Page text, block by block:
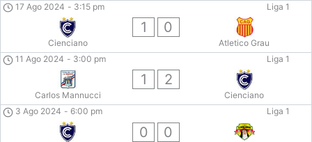
Liga 1
17 Ago 2024 - 3:15 pm
Cienciano
1 0
Atletico Grau
Liga 1
11 Ago 2024 - 3:00 pm
Carlos Mannucci
1 2
Cienciano
Liga 1
3 Ago 2024 - 6:00 pm
0 0